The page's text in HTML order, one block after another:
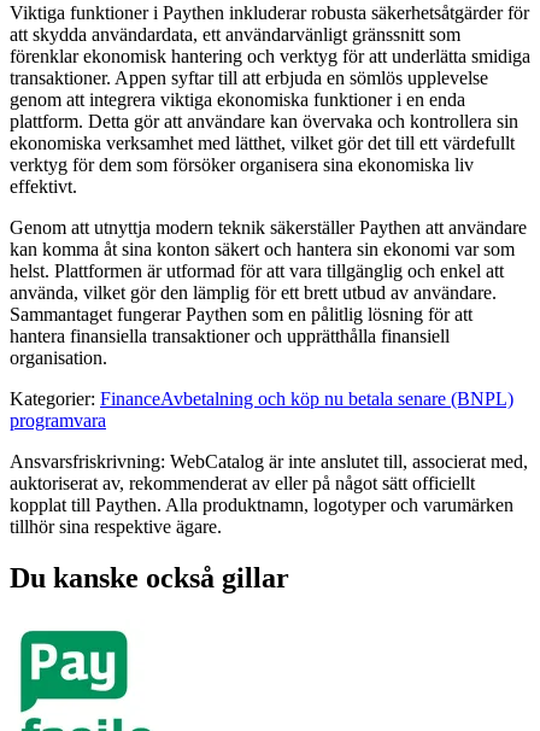
Viktiga funktioner i Paythen inkluderar robusta säkerhetsåtgärder för
att skydda användardata, ett användarvänligt gränssnitt som
förenklar ekonomisk hantering och verktyg för att underlätta smidiga
transaktioner. Appen syftar till att erbjuda en sömlös upplevelse
genom att integrera viktiga ekonomiska funktioner i en enda
plattform. Detta gör att användare kan övervaka och kontrollera sin
ekonomiska verksamhet med lätthet, vilket gör det till ett värdefullt
verktyg för dem som försöker organisera sina ekonomiska liv
effektivt.
Genom att utnyttja modern teknik säkerställer Paythen att användare
kan komma åt sina konton säkert och hantera sin ekonomi var som
helst. Plattformen är utformad för att vara tillgänglig och enkel att
använda, vilket gör den lämplig för ett brett utbud av användare.
Sammantaget fungerar Paythen som en pålitlig lösning för att
hantera finansiella transaktioner och upprätthålla finansiell
organisation.
Kategorier: FinanceAvbetalning och köp nu betala senare (BNPL)
programvara
Ansvarsfriskrivning: WebCatalog är inte anslutet till, associerat med,
auktoriserat av, rekommenderat av eller på något sätt officiellt
kopplat till Paythen. Alla produktnamn, logotyper och varumärken
tillhör sina respektive ägare.
Du kanske också gillar